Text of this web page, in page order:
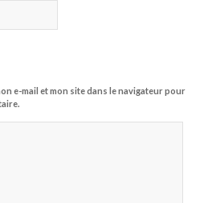
e-mail et mon site dans le navigateur pour